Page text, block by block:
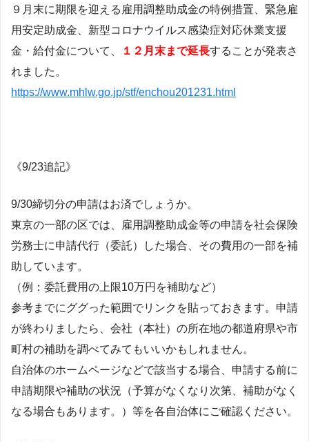
９月末に期限を迎える雇用調整助成金の特例措置、緊急雇
用安定助成金、新型コロナウイルス感染症対応休業支援
金・給付金について、
１２月末まで延長することが発表さ
れました。
https://www.mhlw.go.jp/stf/enchou201231.html
《9/23追記》
9/30締切分の申請はお済でしょうか。
東京の一部の区では、雇用調整助成金等の申請を社会保険
労務士に申請代行（委託）した場合、その費用の一部を補
助しています。
（例：委託費用の上限10万円を補助など）
参考までにググった範囲でリンクを貼っておきます。申請
が終わりましたら、会社（本社）の所在地の都道府県や市
町村の補助を調べてみてもいいかもしれません。
自治体のホームページなどで該当する場合、申請する前に
申請期限や補助の状況（予算がなくなり次第、補助がなく
なる場合もあります。）等を各自治体にご確認ください。